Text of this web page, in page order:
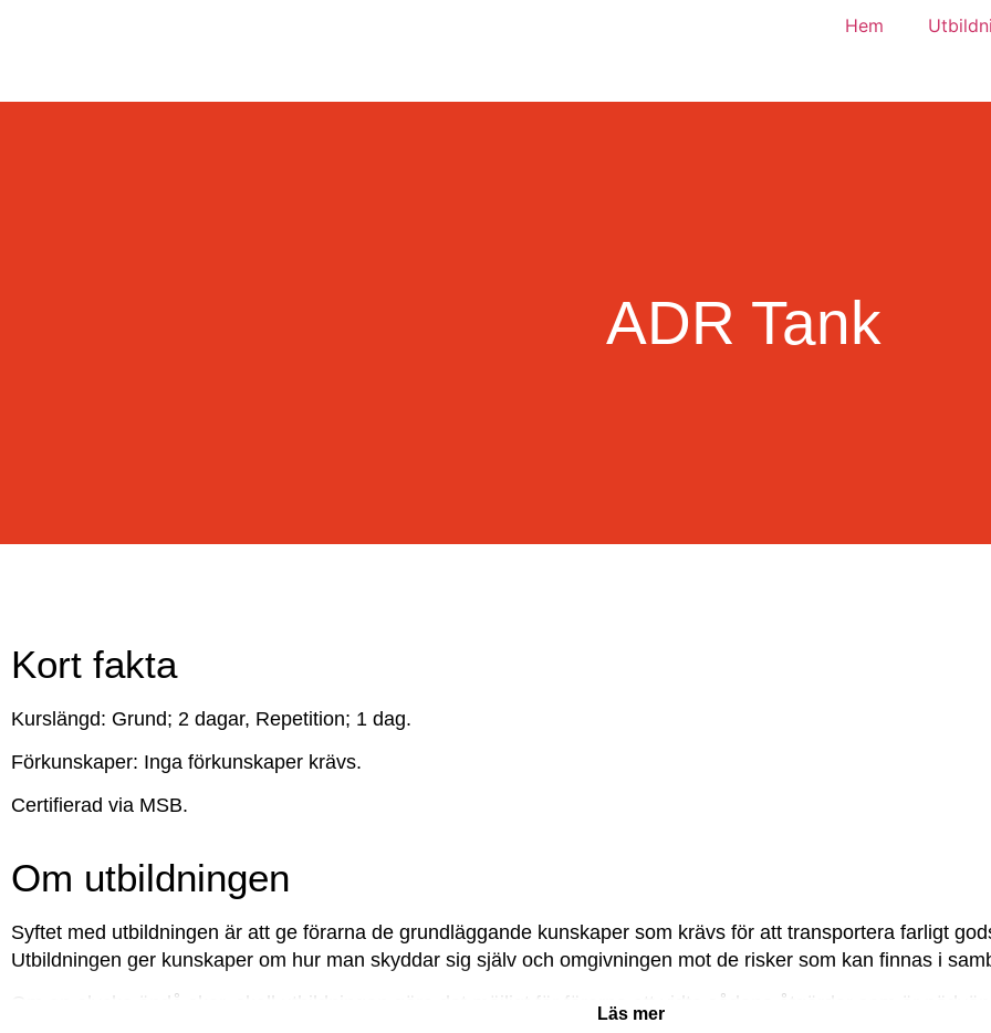
Hem
ADR Tank
Kort fakta
Kurslängd: Grund; 2 dagar, Repetition; 1 dag.
Förkunskaper: Inga förkunskaper krävs.
Certifierad via MSB.
Om utbildningen
Syftet med utbildningen är att ge förarna de grundläggande kunskaper som krävs för att transportera farligt
Utbildningen ger kunskaper om hur man skyddar sig själv och omgivningen mot de risker som kan finnas i
Om en olycka ändå sker, skall utbildningen göra det möjligt för förarna att vidta sådana åtgärder som är